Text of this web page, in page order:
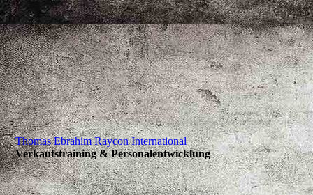
Thomas Ebrahim Raycon International
Verkaufstraining & Personalentwicklung